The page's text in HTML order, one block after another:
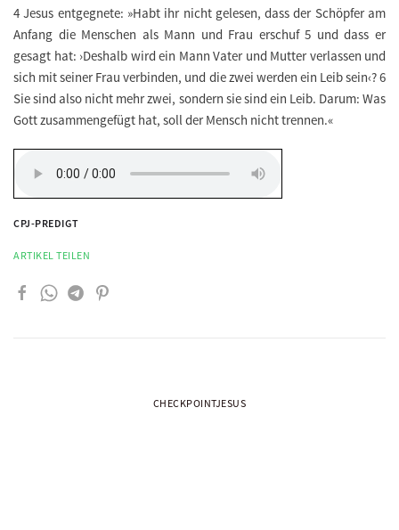
4 Jesus entgegnete: »Habt ihr nicht gelesen, dass der Schöpfer am
Anfang die Menschen als Mann und Frau erschuf 5 und dass er
gesagt hat: ›Deshalb wird ein Mann Vater und Mutter verlassen und
sich mit seiner Frau verbinden, und die zwei werden ein Leib sein‹? 6
Sie sind also nicht mehr zwei, sondern sie sind ein Leib. Darum: Was
Gott zusammengefügt hat, soll der Mensch nicht trennen.«
CPJ-PREDIGT
ARTIKEL TEILEN
CHECKPOINTJESUS